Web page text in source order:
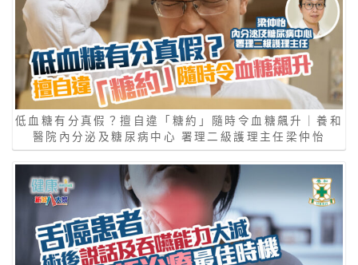
低血糖有分真假？擅自違「糖約」隨時令血糖飆升｜養和
醫院內分泌及糖尿病中心 署理二級護理主任梁仲怡